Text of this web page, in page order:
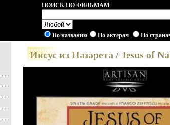
ПОИСК ПО ФИЛЬМАМ
По названию По актерам По
Иисус из Назарета / Jesus of